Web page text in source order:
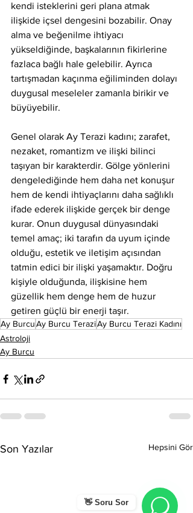
👋 Soru Sor
kendi isteklerini geri plana atmak
ilişkide içsel dengesini bozabilir. Onay
alma ve beğenilme ihtiyacı
yükseldiğinde, başkalarının fikirlerine
fazlaca bağlı hale gelebilir. Ayrıca
tartışmadan kaçınma eğiliminden dolayı
duygusal meseleler zamanla birikir ve
büyüyebilir.
Genel olarak Ay Terazi kadını; zarafet,
nezaket, romantizm ve ilişki bilinci
taşıyan bir karakterdir. Gölge yönlerini
dengelediğinde hem daha net konuşur
hem de kendi ihtiyaçlarını daha sağlıklı
ifade ederek ilişkide gerçek bir denge
kurar. Onun duygusal dünyasındaki
temel amaç; iki tarafın da uyum içinde
olduğu, estetik ve iletişim açısından
tatmin edici bir ilişki yaşamaktır. Doğru
kişiyle olduğunda, ilişkisine hem
güzellik hem denge hem de huzur
getiren güçlü bir enerji taşır.
Ay BurcuAy Burcu TeraziAy Burcu Terazi Kadını
Astroloji
Ay Burcu
Son Yazılar Hepsini Gör